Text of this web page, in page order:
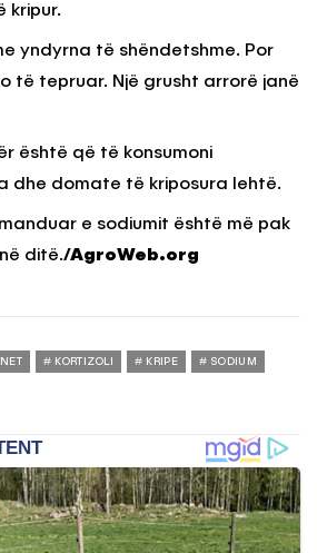
kripur.
yndyrna të shëndetshme. Por
të tepruar. Një grusht arrorë janë
është që të konsumoni
dhe domate të kriposura lehtë.
e sodiumit është më pak
ditë./AgroWeb.org
KORTIZOLI KRIPE SODIUM